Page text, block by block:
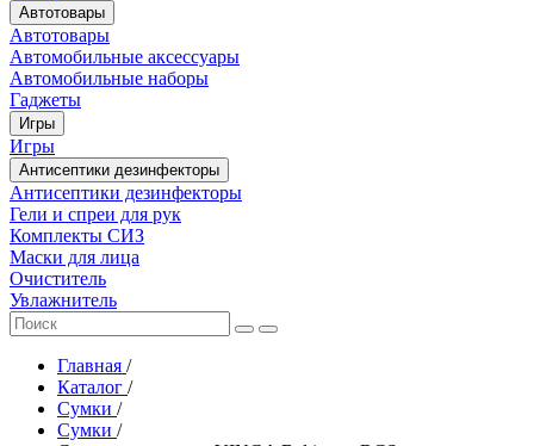
Автотовары
Автотовары
Автомобильные аксессуары
Автомобильные наборы
Гаджеты
Игры
Игры
Антисептики дезинфекторы
Антисептики дезинфекторы
Гели и спреи для рук
Комплекты СИЗ
Маски для лица
Очиститель
Увлажнитель
Главная /
Каталог /
Сумки /
Сумки /